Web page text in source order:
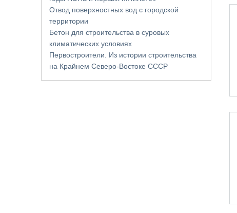
Отвод поверхностных вод с городской
территории
Бетон для строительства в суровых
климатических условиях
Первостроители. Из истории строительства
на Крайнем Северо-Востоке СССР